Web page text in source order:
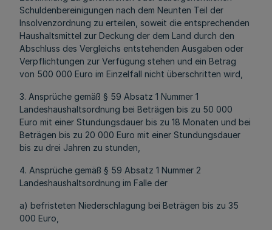
Schuldenbereinigungen nach dem Neunten Teil der
Insolvenzordnung zu erteilen, soweit die entsprechenden
Haushaltsmittel zur Deckung der dem Land durch den
Abschluss des Vergleichs entstehenden Ausgaben oder
Verpflichtungen zur Verfügung stehen und ein Betrag
von 500 000 Euro im Einzelfall nicht überschritten wird,
3. Ansprüche gemäß § 59 Absatz 1 Nummer 1
Landeshaushaltsordnung bei Beträgen bis zu 50 000
Euro mit einer Stundungsdauer bis zu 18 Monaten und bei
Beträgen bis zu 20 000 Euro mit einer Stundungsdauer
bis zu drei Jahren zu stunden,
4. Ansprüche gemäß § 59 Absatz 1 Nummer 2
Landeshaushaltsordnung im Falle der
a) befristeten Niederschlagung bei Beträgen bis zu 35
000 Euro,